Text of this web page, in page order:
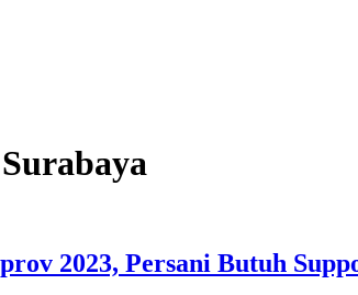
2023, Persani Butuh